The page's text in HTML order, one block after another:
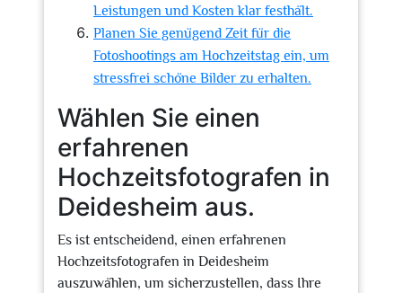
Leistungen und Kosten klar festhält.
Planen Sie genügend Zeit für die
Fotoshootings am Hochzeitstag ein, um
stressfrei schöne Bilder zu erhalten.
Wählen Sie einen
erfahrenen
Hochzeitsfotografen in
Deidesheim aus.
Es ist entscheidend, einen erfahrenen
Hochzeitsfotografen in Deidesheim
auszuwählen, um sicherzustellen, dass Ihre